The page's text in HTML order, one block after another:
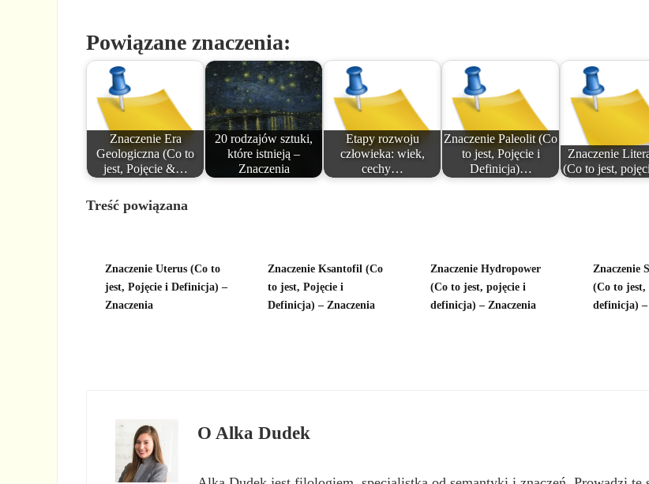
Powiązane znaczenia:
Znaczenie Era
Geologiczna (Co to
jest, Pojęcie &…
20 rodzajów sztuki,
które istnieją –
Znaczenia
Etapy rozwoju
człowieka: wiek,
cechy…
Znaczenie Paleolit (Co
to jest, Pojęcie i
Definicja)…
Znaczenie
(Co to jest,
Treść powiązana
Znaczenie Uterus (Co to
jest, Pojęcie i Definicja) –
Znaczenia
Znaczenie Ksantofil (Co
to jest, Pojęcie i
Definicja) – Znaczenia
Znaczenie Hydropower
(Co to jest, pojęcie i
definicja) – Znaczenia
Znaczenie
(Co to jest,
definicja) –
O Alka Dudek